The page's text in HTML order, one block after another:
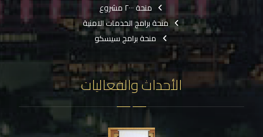
منحة ٢٠٠٠ مشروع
منحة برامج الخدمات الامنية
منحة برامج سيسكو
الأحداث والفعاليات